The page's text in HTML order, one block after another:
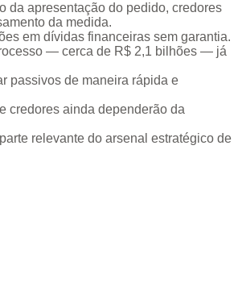
da apresentação do pedido, credores
da medida.
em dívidas financeiras sem garantia.
— cerca de R$ 2,1 bilhões — já
passivos de maneira rápida e
credores ainda dependerão da
relevante do arsenal estratégico de